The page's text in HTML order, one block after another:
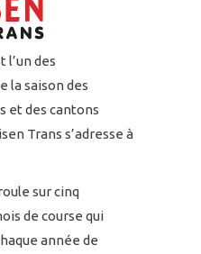
l’un des
la saison des
et des cantons
Trans s’adresse à
sur cinq
de course qui
année de